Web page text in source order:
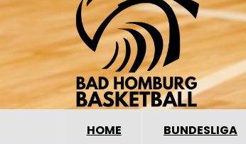
HOME BUNDESLIGA